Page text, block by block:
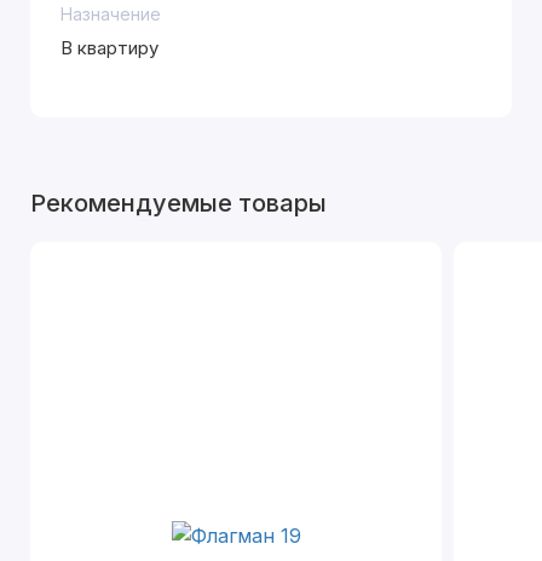
Назначение
В квартиру
Рекомендуемые товары